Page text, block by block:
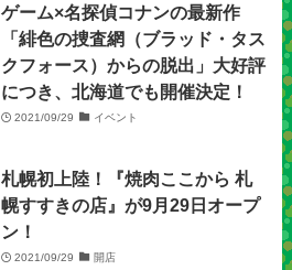
ゲーム×名探偵コナンの最新作
「緋色の捜査網（ブラッド・タス
クフォース）からの脱出」大好評
につき、北海道でも開催決定！
2021/09/29 イベント
札幌初上陸！『焼肉ここから 札
幌すすきの店』が9月29日オープ
ン！
2021/09/29 開店